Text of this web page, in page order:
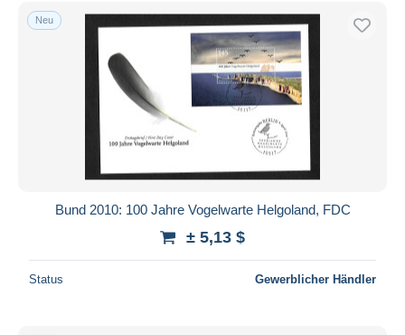
Kostenloser Versand
Zahlungsmethoden
PayPal
Banküberweisung
Visa
Mastercard
Bancontact
Wohnsitz des Verkäufers
Neu
Bund 2010: 100 Jahre Vogelwarte Helgoland, FDC
± 5,13 $
Status Gewerblicher Händler